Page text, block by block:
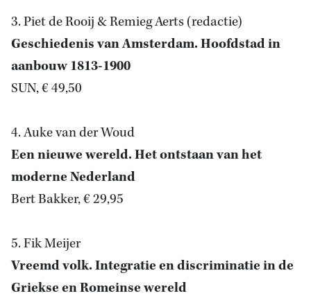
3. Piet de Rooij & Remieg Aerts (redactie)
Geschiedenis van Amsterdam. Hoofdstad in
aanbouw 1813-1900
SUN, € 49,50
4. Auke van der Woud
Een nieuwe wereld. Het ontstaan van het
moderne Nederland
Bert Bakker, € 29,95
5. Fik Meijer
Vreemd volk. Integratie en discriminatie in de
Griekse en Romeinse wereld